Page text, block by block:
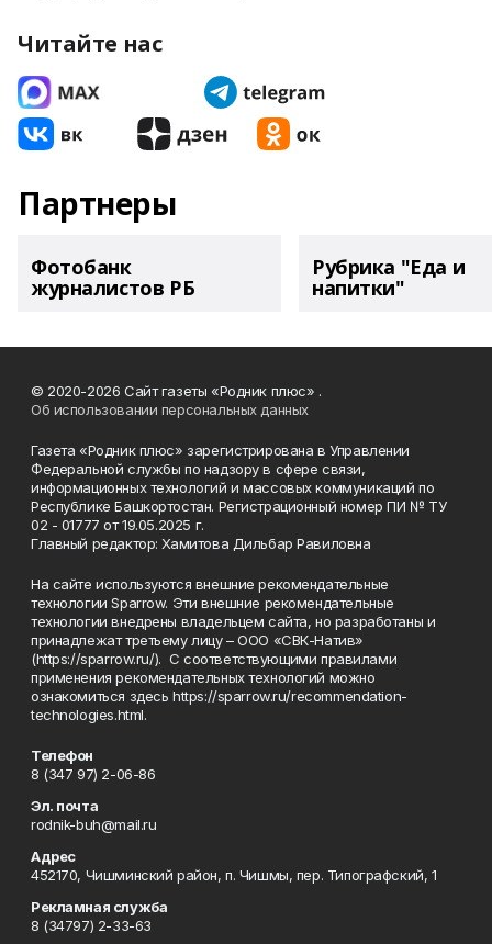
Читайте нас
Партнеры
Фотобанк
журналистов РБ
Рубрика "Еда и
напитки"
© 2020-2026 Сайт газеты «Родник плюс» .
Об использовании персональных данных
Газета «Родник плюс» зарегистрирована в Управлении
Федеральной службы по надзору в сфере связи,
информационных технологий и массовых коммуникаций по
Республике Башкортостан. Регистрационный номер ПИ № ТУ
02 - 01777 от 19.05.2025 г.
Главный редактор: Хамитова Дильбар Равиловна
На сайте используются внешние рекомендательные
технологии Sparrow. Эти внешние рекомендательные
технологии внедрены владельцем сайта, но разработаны и
принадлежат третьему лицу – ООО «СВК-Натив»
(https://sparrow.ru/). С соответствующими правилами
применения рекомендательных технологий можно
ознакомиться здесь https://sparrow.ru/recommendation-
technologies.html.
Телефон
8 (347 97) 2-06-86
Эл. почта
rodnik-buh@mail.ru
Адрес
452170, Чишминский район, п. Чишмы, пер. Типографский, 1
Рекламная служба
8 (34797) 2-33-63